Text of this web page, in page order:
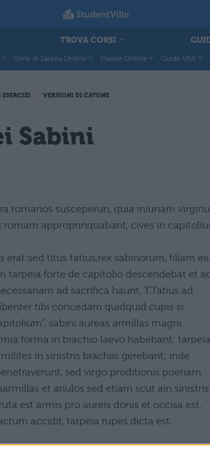
TROVA CORSI
Corsi di Laurea Online Master Online Guide Utili
VERSIONI DI CATONE
Sabini
romanos susceperun, quia iniuriam
approprinquabant, cives in
erat:sed titus tatius,rex sabinorum, filiam
tarpeia forte de capitolio descendebat et
ad sacrifica haurit, T.Tatius ad
tibi concedam quidquid cupis si
sabini aureas armillas magni
forma in brachio laevo habebant:
in sinistris brachiis gerebant; inde
sed virgo proditionis poenam
et anulos sed etiam scut ain sinistris
est armis pro aureis donis et occisa est.
accidit, tarpeia rupes dicta est.